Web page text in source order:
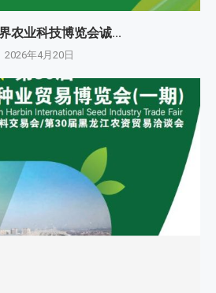
农业科技博览会诚...
2026年4月20日